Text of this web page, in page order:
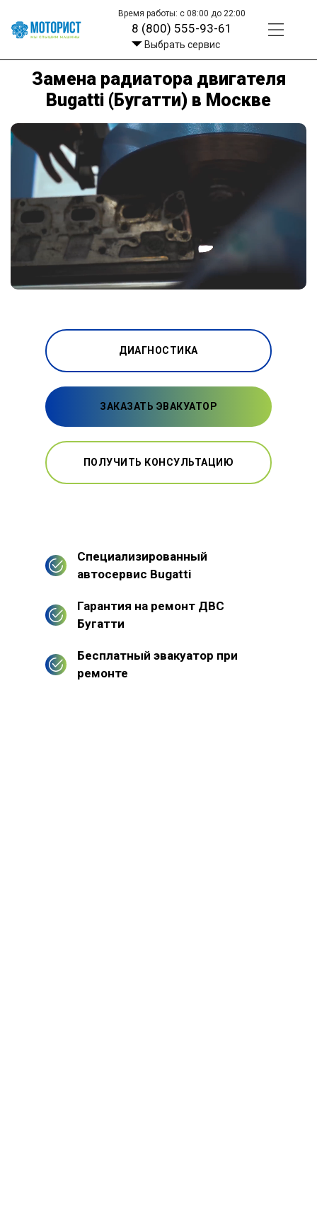
Время работы: с 08:00 до 22:00
8 (800) 555-93-61
Выбрать сервис
Замена радиатора двигателя
Bugatti (Бугатти) в Москве
ДИАГНОСТИКА
ЗАКАЗАТЬ ЭВАКУАТОР
ПОЛУЧИТЬ КОНСУЛЬТАЦИЮ
Специализированный
автосервис Bugatti
Гарантия на ремонт ДВС
Бугатти
Бесплатный эвакуатор при
ремонте